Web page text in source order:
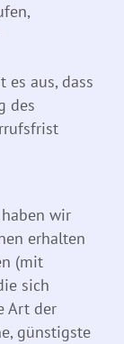
aus, dass
des
wir
erhalten
(mit
sich
Art der
günstigste